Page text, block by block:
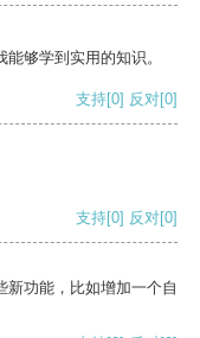
够学到实用的知识。
支持[0] 反对[0]
支持[0] 反对[0]
新功能，比如增加一个自